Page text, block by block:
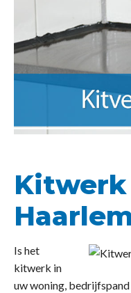
Is het
kitwerk in
uw woning,